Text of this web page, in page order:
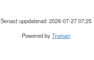
Senast uppdaterad: 2026-07-27 07:25
Powered byTroman